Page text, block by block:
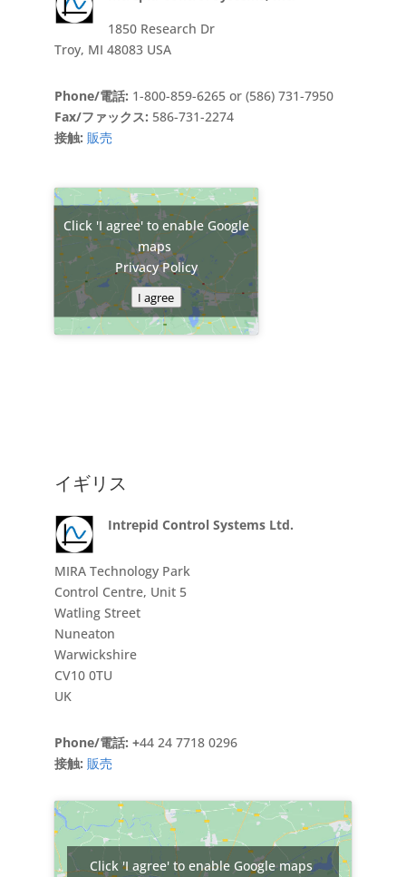
1850 Research Dr
Troy, MI 48083 USA
Phone/電話: 1-800-859-6265 or (586) 731-7950
Fax/ファックス: 586-731-2274
接触: 販売
Click 'I agree' to enable Google
maps
Privacy Policy
I agree
イギリス
Intrepid Control Systems Ltd.
MIRA Technology Park
Control Centre, Unit 5
Watling Street
Nuneaton
Warwickshire
CV10 0TU
UK
Phone/電話: +44 24 7718 0296
接触: 販売
Click 'I agree' to enable Google maps